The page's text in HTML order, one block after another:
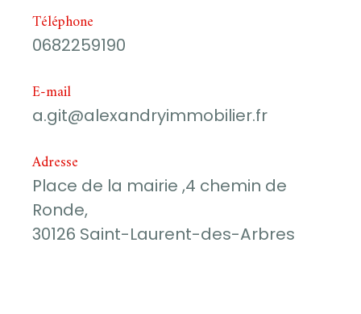
Téléphone
0682259190
E-mail
a.git@alexandryimmobilier.fr
Adresse
Place de la mairie ,4 chemin de
Ronde,
30126 Saint-Laurent-des-Arbres